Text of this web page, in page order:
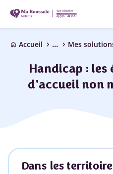
home Accueil chevron_right ... chevron_right Mes
Handicap : les
d'accueil non
Dans les